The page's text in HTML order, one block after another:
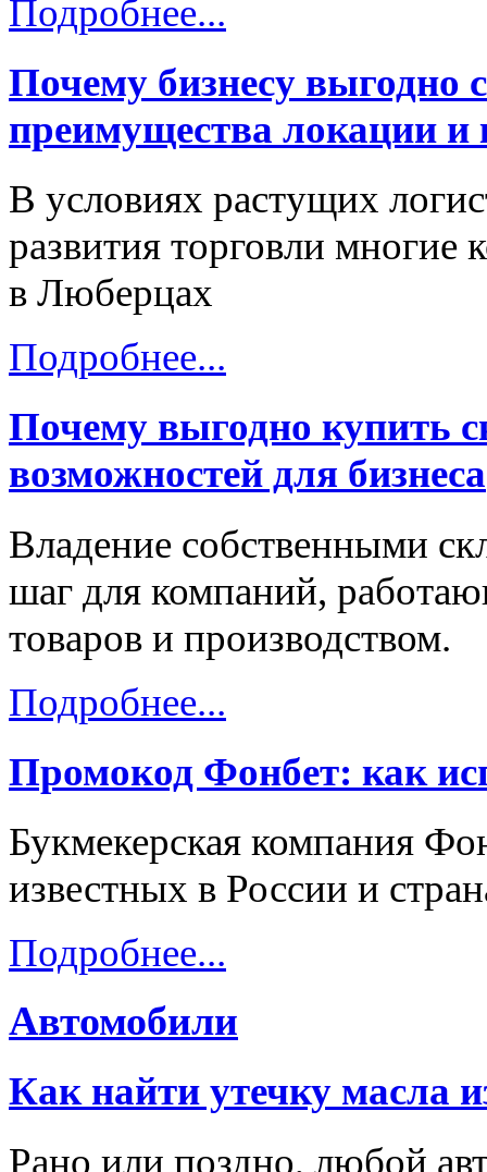
Подробнее...
Почему бизнесу выгодно
преимущества локации
В условиях растущих
развития торговли многие
в Люберцах
Подробнее...
Почему выгодно купить
возможностей для бизнеса
Владение собственными
шаг для компаний,
товаров и производством.
Подробнее...
Промокод Фонбет: как
Букмекерская компания
известных в России и
Подробнее...
Автомобили
Как найти утечку масла
Рано или поздно, любой